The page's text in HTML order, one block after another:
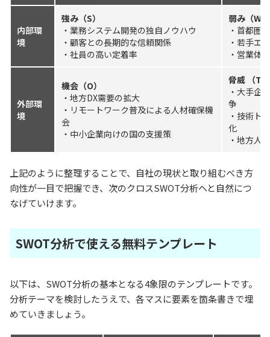
内部環
境
強み（S）
・業務システム開発の独自ノウハウ
・顧客との長期的な信頼関係
・社員の高い定着率
弱み（W）
・首都圏
・若手エ
・営業体
外部環
境
機会（O）
・地方DX需要の拡大
・リモートワーク普及による人材確保機
会
・中小企業向けの国の支援策
脅威 （T）
・大手企
争
・技術ト
化
・地方人
上記のように整理することで、自社の現状と取り組むべき方
向性が一目で把握でき、次のクロスSWOT分析へと自然につ
なげていけます。
SWOT分析で使える無料テンプレート
以下は、SWOT分析の基本となる4象限のテンプレートです。
分析テーマを検討したうえで、各マスに要素を箇条書きで埋
めていきましょう。